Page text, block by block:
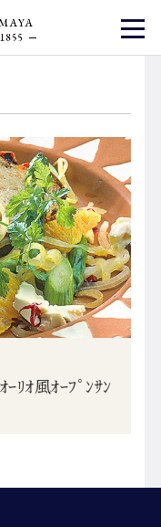
ﾘｵ風ｵｰﾌﾟﾝｻﾝ